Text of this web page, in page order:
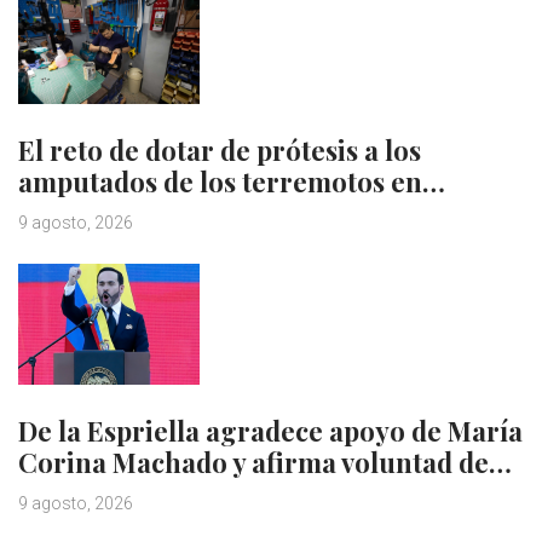
El reto de dotar de prótesis a los
amputados de los terremotos en…
9 agosto, 2026
De la Espriella agradece apoyo de María
Corina Machado y afirma voluntad de…
9 agosto, 2026